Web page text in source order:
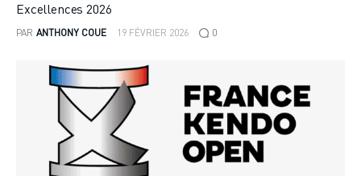
Excellences 2026
PAR ANTHONY COUE 19 FÉVRIER 2026 0